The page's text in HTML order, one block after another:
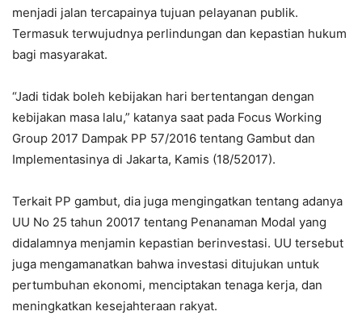
menjadi jalan tercapainya tujuan pelayanan publik.
Termasuk terwujudnya perlindungan dan kepastian hukum
bagi masyarakat.
“Jadi tidak boleh kebijakan hari bertentangan dengan
kebijakan masa lalu,” katanya saat pada Focus Working
Group 2017 Dampak PP 57/2016 tentang Gambut dan
Implementasinya di Jakarta, Kamis (18/52017).
Terkait PP gambut, dia juga mengingatkan tentang adanya
UU No 25 tahun 20017 tentang Penanaman Modal yang
didalamnya menjamin kepastian berinvestasi. UU tersebut
juga mengamanatkan bahwa investasi ditujukan untuk
pertumbuhan ekonomi, menciptakan tenaga kerja, dan
meningkatkan kesejahteraan rakyat.